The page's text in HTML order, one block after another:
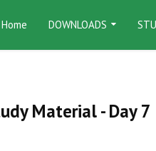
Home DOWNLOADS
Material - Day 7